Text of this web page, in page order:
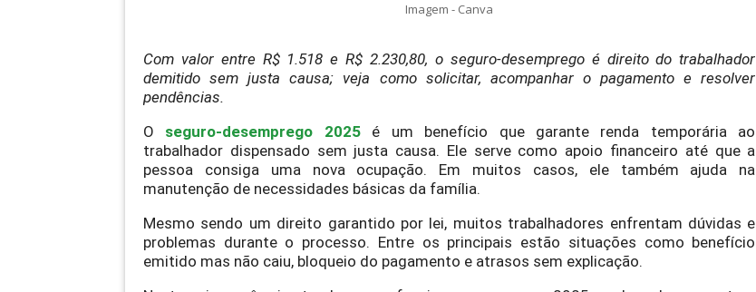
Imagem - Canva
Com valor entre R$ 1.518 e R$ 2.230,80, o seguro-desemprego é direito do trabalhador
demitido sem justa causa; veja como solicitar, acompanhar o pagamento e resolver
pendências.
O seguro-desemprego 2025é um benefício que garante renda temporária ao
trabalhador dispensado sem justa causa. Ele serve como apoio financeiro até que a
pessoa consiga uma nova ocupação. Em muitos casos, ele também ajuda na
manutenção de necessidades básicas da família.
Mesmo sendo um direito garantido por lei, muitos trabalhadores enfrentam dúvidas e
problemas durante o processo. Entre os principais estão situações como benefício
emitido mas não caiu, bloqueio do pagamento e atrasos sem explicação.